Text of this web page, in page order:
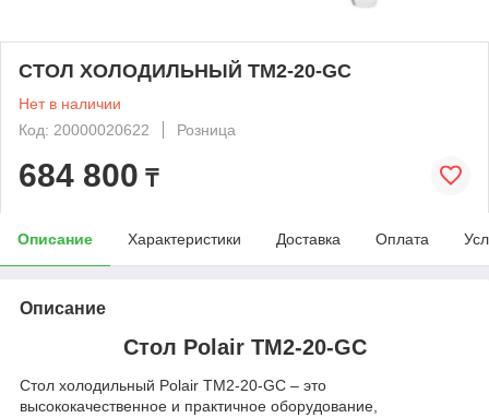
СТОЛ ХОЛОДИЛЬНЫЙ ТМ2-20-GС
Нет в наличии
Код: 20000020622
Розница
684 800 ₸
Описание Характеристики Доставка Оплата
Описание
Стол Polair ТМ2-20-GС
Стол холодильный Polair ТМ2-20-GС – это
высококачественное и практичное оборудование,